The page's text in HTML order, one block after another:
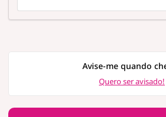
Avise-me quando
Quero ser avisado!